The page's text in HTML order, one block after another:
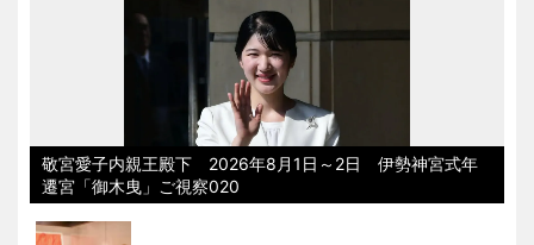
敬宮愛子内親王殿下 2026年8月1日～2日 伊勢神宮式年
遷宮「御木曳」ご視察020